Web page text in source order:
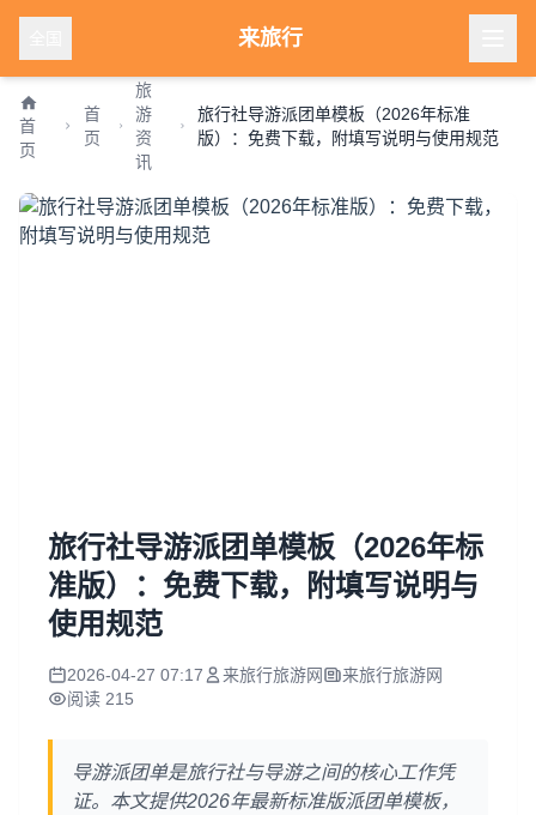
来旅行
首
页
首
页
旅
游
资
讯
旅行社导游派团单模板（2026年标准
版）：免费下载，附填写说明与使用规范
旅行社导游派团单模板（2026年标
准版）：免费下载，附填写说明与
使用规范
2026-04-27 07:17 来旅行旅游网
来旅行旅游网
阅读 215
导游派团单是旅行社与导游之间的核心工作凭
证。本文提供2026年最新标准版派团单模板，